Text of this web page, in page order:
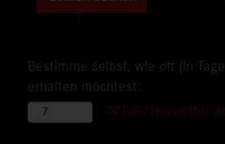
Bestimme selbst, wie oft (in
erhalten möchtest:
Job-Newsletter